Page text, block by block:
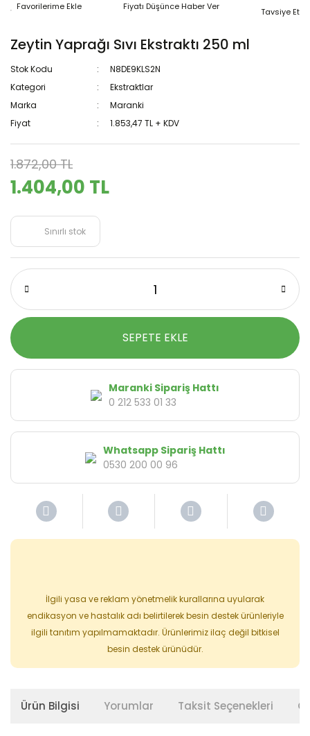
Fiyatı Düşünce Haber Ver Tavsiye Et
Zeytin Yaprağı Sıvı Ekstraktı 250 ml
Stok Kodu
N8DE9KLS2N
Kategori
Ekstraktlar
Marka
Maranki
Fiyat
1.853,47 TL + KDV
1.872,00 TL
1.404,00 TL
Sınırlı stok
SEPETE EKLE
Maranki Sipariş Hattı
0 212 533 01 33
Whatsapp Sipariş Hattı
0530 200 00 96
İlgili yasa ve reklam yönetmelik kurallarına uyularak
endikasyon ve hastalık adı belirtilerek besin destek ürünleriyle
ilgili tanıtım yapılmamaktadır. Ürünlerimiz ilaç değil bitkisel
besin destek ürünüdür.
Ürün Bilgisi Yorumlar Taksit Seçenekleri